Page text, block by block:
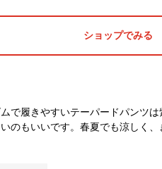
ショップでみる
で履きやすいテーパードパンツ
のもいいです。春夏でも涼しく